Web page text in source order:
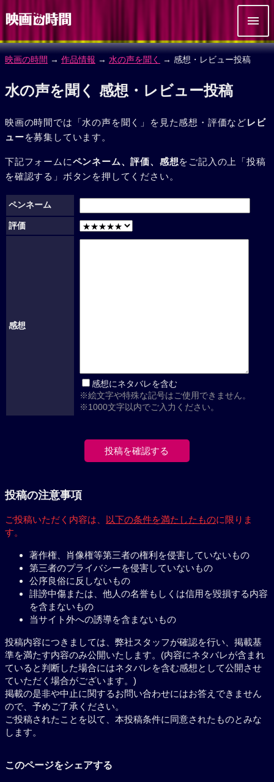
映画の時間 → 作品情報 → 水の声を聞く → 感想・レビュー投稿
水の声を聞く 感想・レビュー投稿
映画の時間では「水の声を聞く」を見た感想・評価などレビ
ューを募集しています。
下記フォームにペンネーム、評価、感想をご記入の上「投稿
を確認する」ボタンを押してください。
ペンネーム
評価
感想
感想にネタバレを含む
※絵文字や特殊な記号はご使用できません。
※1000文字以内でご入力ください。
投稿の注意事項
ご投稿いただく内容は、 以下の条件を満たしたものに限りま
す。
著作権、肖像権等第三者の権利を侵害していないもの
第三者のプライバシーを侵害していないもの
公序良俗に反しないもの
誹謗中傷または、他人の名誉もしくは信用を毀損する内容
を含まないもの
当サイト外への誘導を含まないもの
投稿内容につきましては、弊社スタッフが確認を行い、掲載基
準を満たす内容のみ公開いたします。(内容にネタバレが含まれ
ていると判断した場合にはネタバレを含む感想として公開させ
ていただく場合がございます。)
掲載の是非や中止に関するお問い合わせにはお答えできません
ので、予めご了承ください。
ご投稿されたことを以て、本投稿条件に同意されたものとみな
します。
このページをシェアする